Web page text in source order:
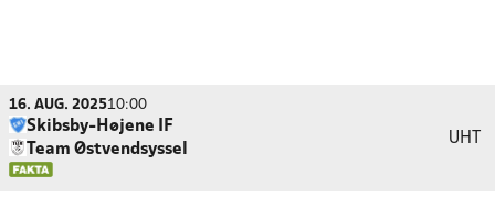
16. AUG. 202510:00
Skibsby-Højene IF
Team Østvendsyssel
UHT